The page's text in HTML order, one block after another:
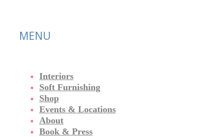
MENU
Interiors
Soft Furnishing
Shop
Events & Locations
About
Book & Press